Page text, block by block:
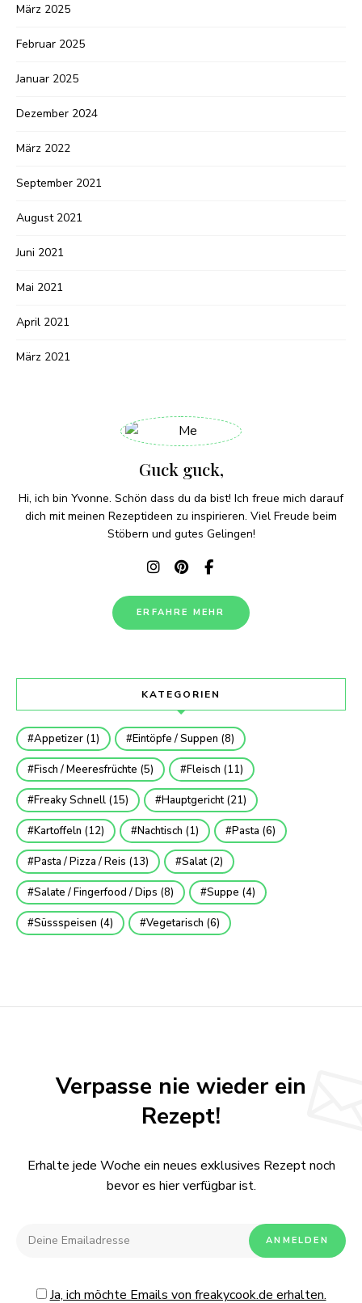
März 2025
Februar 2025
Januar 2025
Dezember 2024
März 2022
September 2021
August 2021
Juni 2021
Mai 2021
April 2021
März 2021
Guck guck,
Hi, ich bin Yvonne. Schön dass du da bist! Ich freue mich darauf
dich mit meinen Rezeptideen zu inspirieren. Viel Freude beim
Stöbern und gutes Gelingen!
ERFAHRE MEHR
KATEGORIEN
Appetizer (1) Eintöpfe / Suppen (8)
Fisch / Meeresfrüchte (5) Fleisch (11)
Freaky Schnell (15) Hauptgericht(21)
Kartoffeln (12) Nachtisch (1) Pasta (6)
Pasta / Pizza / Reis (13) Salat(2)
Salate / Fingerfood / Dips (8) Suppe (4)
Süssspeisen (4) Vegetarisch (6)
Verpasse nie wieder ein
Rezept!
Erhalte jede Woche ein neues exklusives Rezept noch
bevor es hier verfügbar ist.
Ja, ich möchte Emails von freakycook.de erhalten.